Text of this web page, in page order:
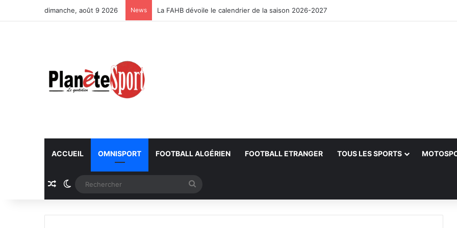
dimanche, août 9 2026 News La FAHB dévoile le calendrier de la saison 2026-2027
ACCUEIL OMNISPORT FOOTBALL ALGÉRIEN FOOTBALL ETRANGER TOUS LES SPORTS
Article Aléatoire
Switch skin